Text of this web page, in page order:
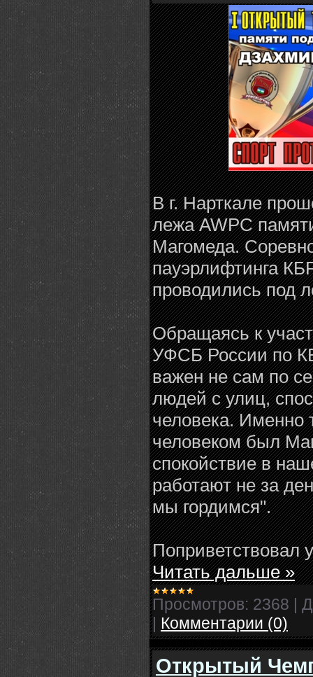
В г. Нарткале
лежа AWPC
Магомеда.
пауэрлифтинга
проводились под
Обращаясь к
УФСБ России по
важен не сам по
людей с улиц,
человека. Именно
человеком был
спокойствие в
работают не за
мы гордимся".
Поприветствовал
Читать дальше »
Просмотров: 2368 |
| Комментарии (0)
Открытый